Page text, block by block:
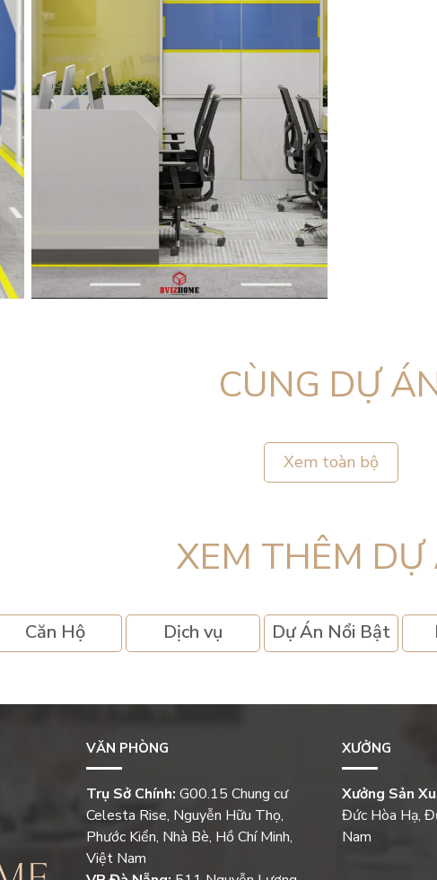
CÙNG DỰ
Xem toàn bộ
XEM THÊM DỰ
Căn Hộ Dịch vụ Dự Án Nổi Bật
VĂN PHÒNG
Trụ Sở Chính: G00.15 Chung cư
Celesta Rise, Nguyễn Hữu Thọ,
Phước Kiển, Nhà Bè, Hồ Chí Minh,
Việt Nam
XƯỞNG
Xưởng Sản
Đức Hòa Hạ,
Nam